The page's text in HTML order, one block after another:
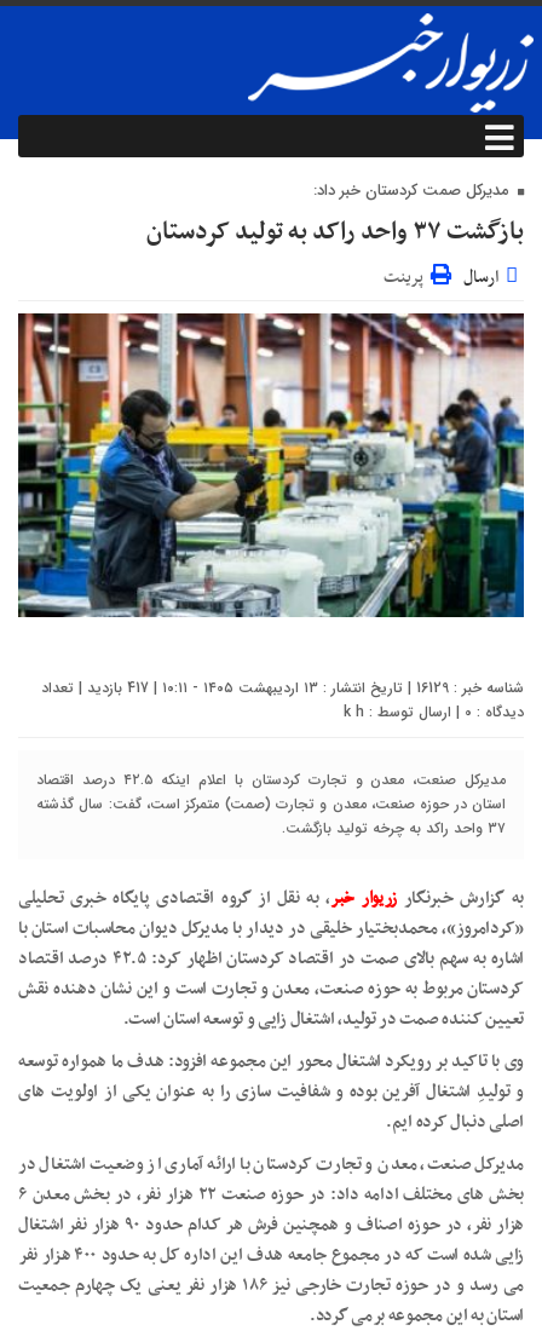
مدیرکل صمت کردستان خبر داد:
بازگشت ۳۷ واحد راکد به تولید کردستان
ارسال پرینت
شناسه خبر : 16129 | تاریخ انتشار : ۱۳ اردیبهشت ۱۴۰۵ - ۱۰:۱۱ | 417 بازدید | تعداد
دیدگاه : 0 | ارسال توسط : k h
مدیرکل صنعت، معدن و تجارت کردستان با اعلام اینکه ۴۲.۵ درصد اقتصاد
استان در حوزه صنعت، معدن و تجارت (صمت) متمرکز است، گفت: سال گذشته
۳۷ واحد راکد به چرخه تولید بازگشت.
به گزارش خبرنگار زریوار خبر، به نقل از گروه اقتصادی پایگاه خبری تحلیلی
«کردامروز»، محمدبختیار خلیقی در دیدار با مدیرکل دیوان محاسبات استان با
اشاره به سهم بالای صمت در اقتصاد کردستان اظهار کرد: ۴۲.۵ درصد اقتصاد
کردستان مربوط به حوزه صنعت، معدن و تجارت است و این نشان دهنده نقش
تعیین کننده صمت در تولید، اشتغال زایی و توسعه استان است.
وی با تاکید بر رویکرد اشتغال محور این مجموعه افزود: هدف ما همواره توسعه
و تولیدِ اشتغال آفرین بوده و شفافیت سازی را به عنوان یکی از اولویت های
اصلی دنبال کرده ایم.
مدیرکل صنعت، معدن و تجارت کردستان با ارائه آماری از وضعیت اشتغال در
بخش های مختلف ادامه داد: در حوزه صنعت ۲۲ هزار نفر، در بخش معدن ۶
هزار نفر، در حوزه اصناف و همچنین فرش هر کدام حدود ۹۰ هزار نفر اشتغال
زایی شده است که در مجموع جامعه هدف این اداره کل به حدود ۴۰۰ هزار نفر
می رسد و در حوزه تجارت خارجی نیز ۱۸۶ هزار نفر یعنی یک چهارم جمعیت
استان به این مجموعه برمی گردد.